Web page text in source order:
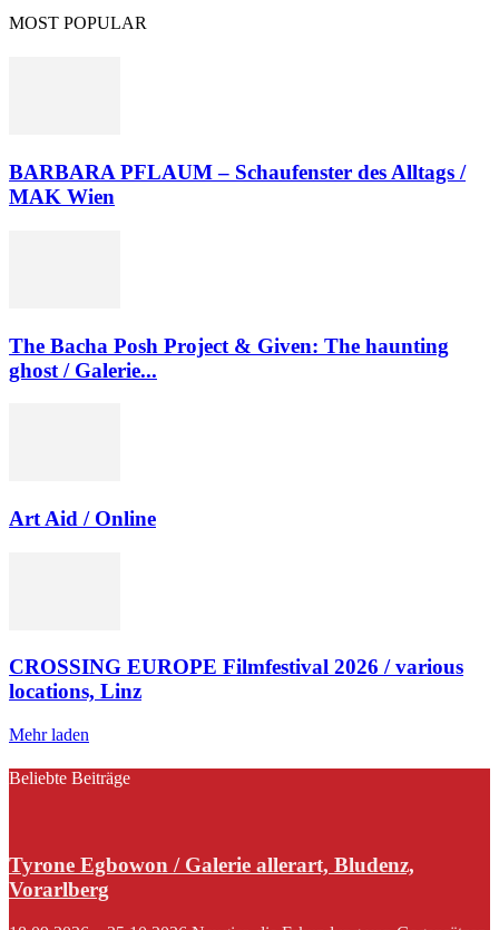
MOST POPULAR
BARBARA PFLAUM – Schaufenster des Alltags /
MAK Wien
The Bacha Posh Project & Given: The haunting
ghost / Galerie...
Art Aid / Online
CROSSING EUROPE Filmfestival 2026 / various
locations, Linz
Mehr laden
Beliebte Beiträge
Tyrone Egbowon / Galerie allerart, Bludenz,
Vorarlberg